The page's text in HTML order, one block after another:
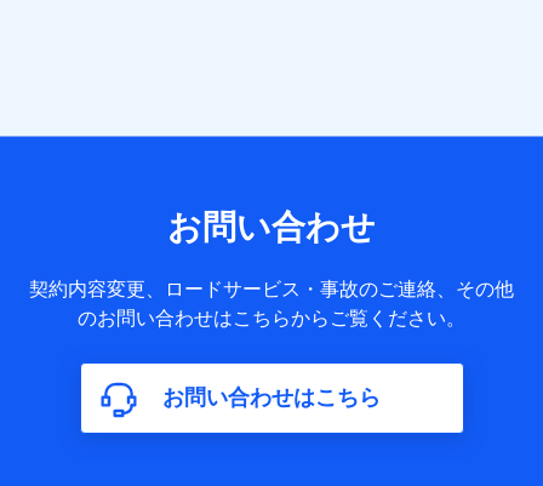
サービス提供等を通じて取得した、以下の情報などの個人デ
基本情報
氏名、電話番号、メールアドレス、お客さまの識別子、
属性、連絡先、dポイントサービスのご利用に関する情
構成、住所、dポイント残高、dポイント利用履歴などが
含まれます。
利用情報
お問い合わせ
契約内容変更、ロードサービス・事故のご連絡、その他
のお問い合わせはこちらからご覧ください。
お問い合わせはこちら